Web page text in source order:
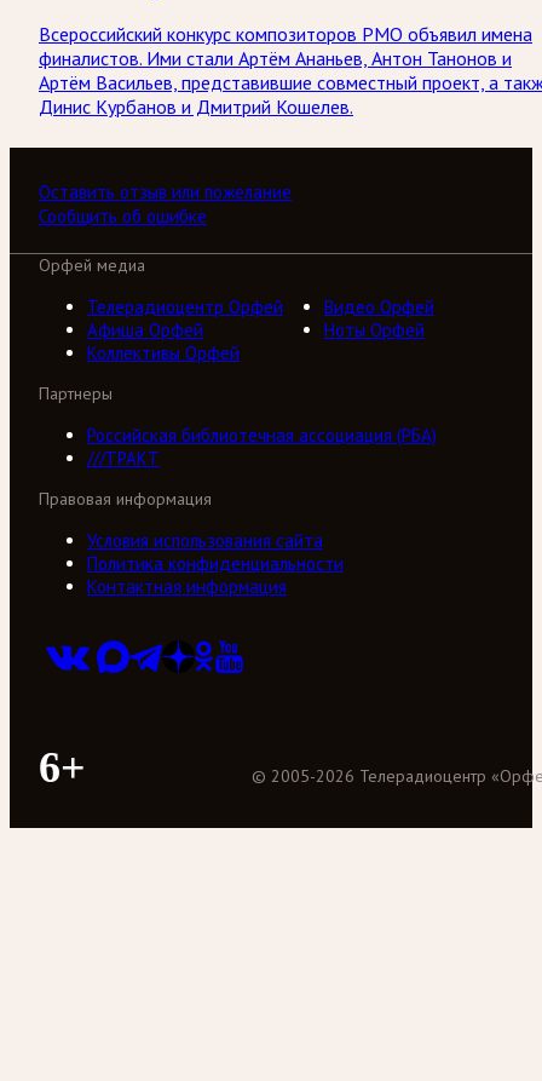
Всероссийский конкурс композиторов РМО объявил имена
финалистов. Ими стали Артём Ананьев, Антон Танонов и
Артём Васильев, представившие совместный проект, а
Динис Курбанов и Дмитрий Кошелев.
Оставить отзыв или пожелание
Сообщить об ошибке
Орфей медиа
Телерадиоцентр Орфей
Видео Орфей
Афиша Орфей
Ноты Орфей
Коллективы Орфей
Партнеры
Российская библиотечная ассоциация (РБА)
///ТРАКТ
Правовая информация
Условия использования сайта
Политика конфиденциальности
Контактная информация
6+ © 2005-2026 Телерадиоцентр